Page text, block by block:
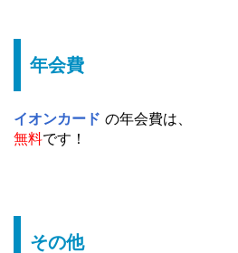
年会費
イオンカード の年会費は、
無料です！
その他